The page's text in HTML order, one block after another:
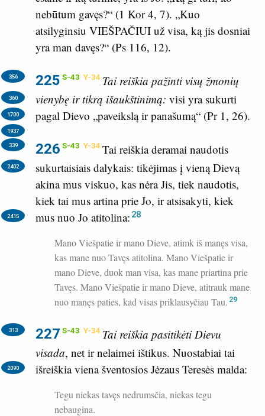
nebūtum gavęs?“ (1 Kor 4, 7). „Kuo
atsilyginsiu VIEŠPAČIUI už visa, ką jis dosniai
yra man davęs?“ (Ps 116, 12).
225 S-43 Y-34
356
360
Tai reiškia pažinti visų žmonių
vienybę ir tikrą išaukštinimą: visi yra sukurti
pagal Dievo „paveikslą ir panašumą“ (Pr 1, 26).
1700
1937
226 S-43 Y-34
339
2402
Tai reiškia deramai naudotis
sukurtaisiais dalykais: tikėjimas į vieną Dievą
akina mus viskuo, kas nėra Jis, tiek naudotis,
kiek tai mus artina prie Jo, ir atsisakyti, kiek
mus nuo Jo atitolina: 28
2415
Mano Viešpatie ir mano Dieve, atimk iš manęs visa,
kas mane nuo Tavęs atitolina. Mano Viešpatie ir
mano Dieve, duok man visa, kas mane priartina prie
Tavęs. Mano Viešpatie ir mano Dieve, atitrauk mane
nuo manęs paties, kad visas priklausyčiau Tau. 29
227 S-43 Y-34
313
Tai reiškia pasitikėti Dievu
visada, net ir nelaimei ištikus. Nuostabiai tai
išreiškia viena šventosios Jėzaus Teresės malda:
2090
Tegu niekas tavęs nedrumsčia, niekas tegu
nebaugina.